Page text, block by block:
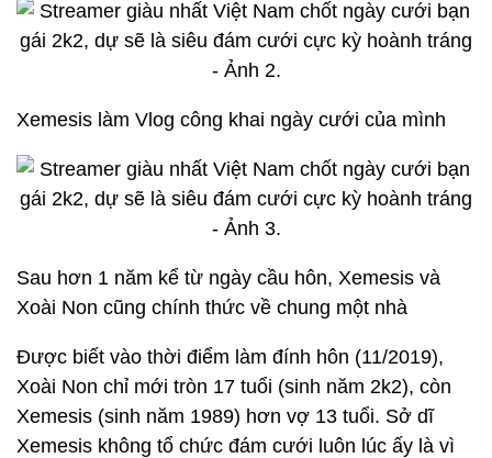
Xemesis làm Vlog công khai ngày cưới của mình
Sau hơn 1 năm kể từ ngày cầu hôn, Xemesis và
Xoài Non cũng chính thức về chung một nhà
Được biết vào thời điểm làm đính hôn (11/2019),
Xoài Non chỉ mới tròn 17 tuổi (sinh năm 2k2), còn
Xemesis (sinh năm 1989) hơn vợ 13 tuổi. Sở dĩ
Xemesis không tổ chức đám cưới luôn lúc ấy là vì